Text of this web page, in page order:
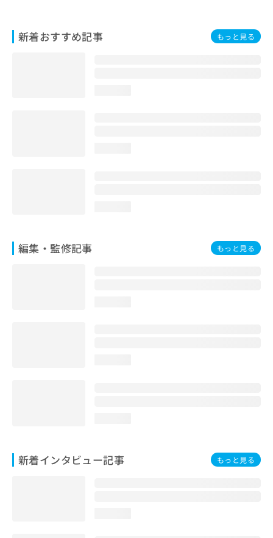
新着おすすめ記事 もっと見る
編集・監修記事 もっと見る
新着インタビュー記事 もっと見る
い
合